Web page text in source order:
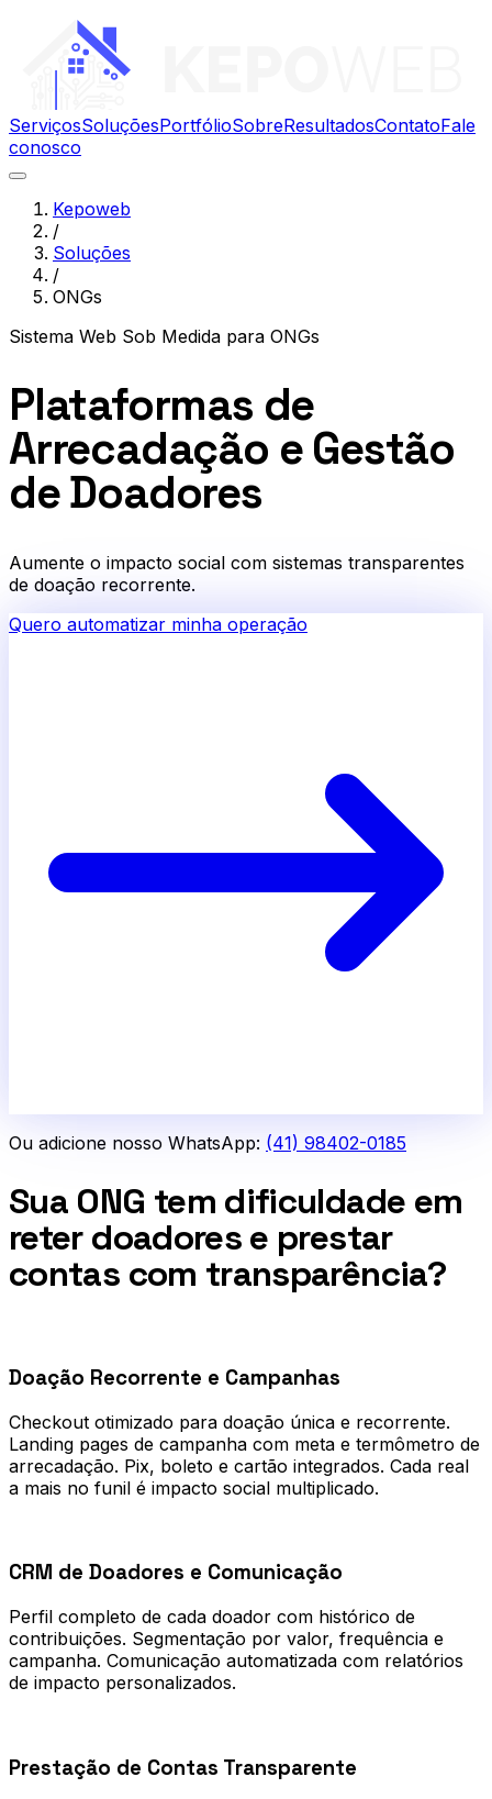
ServiçosSoluçõesPortfólioSobreResultadosContatoFale
conosco
Kepoweb
/
Soluções
/
ONGs
Sistema Web Sob Medida para ONGs
Plataformas de
Arrecadação e Gestão
de Doadores
Aumente o impacto social com sistemas transparentes
de doação recorrente.
Quero automatizar minha operação
Ou adicione nosso WhatsApp: (41) 98402-0185
Sua ONG tem dificuldade em
reter doadores e prestar
contas com transparência?
Doação Recorrente e Campanhas
Checkout otimizado para doação única e recorrente.
Landing pages de campanha com meta e termômetro de
arrecadação. Pix, boleto e cartão integrados. Cada real
a mais no funil é impacto social multiplicado.
CRM de Doadores e Comunicação
Perfil completo de cada doador com histórico de
contribuições. Segmentação por valor, frequência e
campanha. Comunicação automatizada com relatórios
de impacto personalizados.
Prestação de Contas Transparente